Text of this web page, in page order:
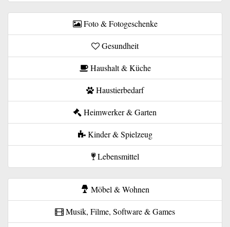
Foto & Fotogeschenke
Gesundheit
Haushalt & Küche
Haustierbedarf
Heimwerker & Garten
Kinder & Spielzeug
Lebensmittel
Möbel & Wohnen
Musik, Filme, Software & Games